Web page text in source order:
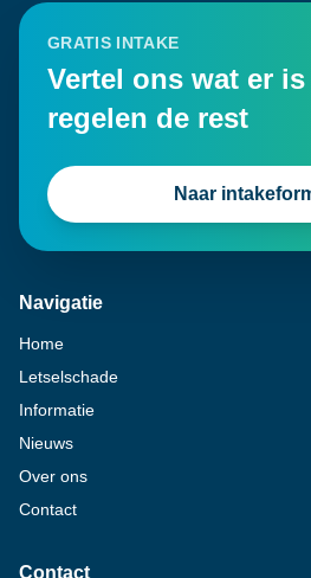
GRATIS INTAKE
Vertel ons wat er
regelen de rest
Naar
Navigatie
Home
Letselschade
Informatie
Nieuws
Over ons
Contact
Contact